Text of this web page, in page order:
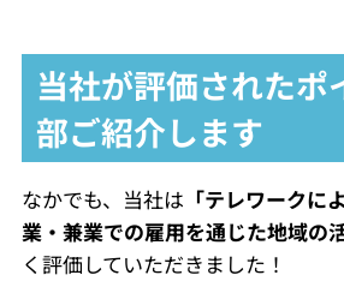
当社が評価されたポ
部ご紹介します
なかでも、当社は 「テレワークに
業・兼業での雇用を通じた地域の
く評価していただきました！